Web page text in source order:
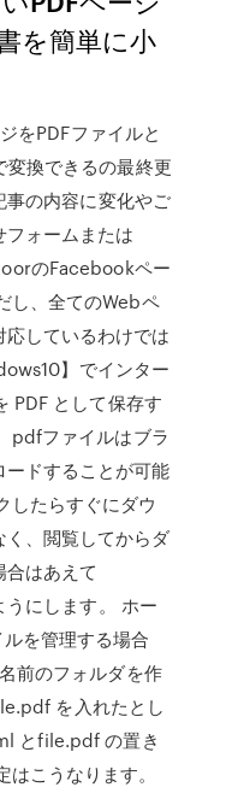
を簡単に小
をPDFファイルと
変換できるの最終更
事の内容に変化やご
ォームまたは
のFacebookペー
し、全てのWebペ
しているわけでは
】でインター
PDF として保存す
pdfファイルはブラ
ドすることが可能
したらすぐにダウ
、閲覧してからダ
はあえて
にします。 ホー
を管理する場合
前のフォルダを作
を入れたとし
とfile.pdf の置き
こうなります。